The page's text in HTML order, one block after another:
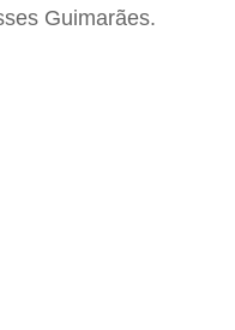
Guimarães.